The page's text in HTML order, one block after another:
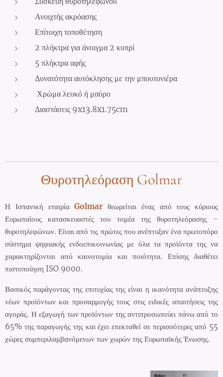
Ανοιχτής ακρόασης
Επίτοιχη τοποθέτηση
2 πλήκτρα για άνοιγμα 2 κυπρί
5 πλήκτρα αφής
Δυνατότητα αυτόκλησης με την μπουτονιέρα
Χρώμα λευκό ή μαύρο
Διαστάσεις 9x13.8x1.75cm
Θυροτηλεόραση Golmar
Η Ισπανική εταιρίαGolmar θεωρείται ένας από τους κύριους
Ευρωπαίους κατασκευαστές του τομέα της θυροτηλεόρασης -
θυροτηλεφώνων. Είναι από τις πρώτες που ανέπτυξαν ένα πρωτοπόρο
σύστημα ψηφιακής ενδοεπικοινωνίας με όλα τα προϊόντα της να
χαρακτηρίζονται από καινοτομία και ποιότητα. Επίσης διαθέτει
πιστοποίηση ISO 9000.
Βασικός παράγοντας της επιτυχίας της είναι η ικανότητα ανάπτυξης
νέων προϊόντων και προσαρμογής τους στις ειδικές απαιτήσεις της
αγοράς. Η εξαγωγή των προϊόντων της αντιπροσωπεύει πάνω από το
65% της παραγωγής της και έχει επεκταθεί σε περισσότερες από 55
χώρες συμπεριλαμβανόμενων των χωρών της Ευρωπαϊκής Ένωσης.